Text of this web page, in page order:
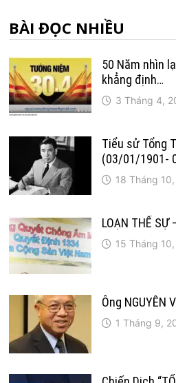
BÀI ĐỌC NHIỀU
50 Năm nhìn
khẳng định…
3 Tháng 4,
Tiểu sử Tổng
(03/01/1901-
18 Tháng
LOẠN THẾ SỰ
15 Tháng
Ông NGUYỄN
1 Tháng 9,